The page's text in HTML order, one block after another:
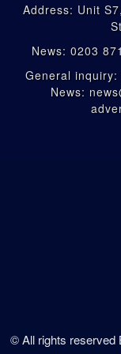
Address: Unit
News: 0203
General
News:
© All rights reserved